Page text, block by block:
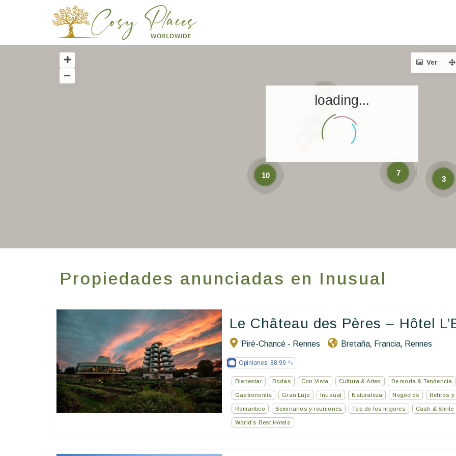
Reservar una estancia
Nuestra colección mundial
World’s Best Hotels
Hacer que viajes
Estancia temática
7
8
3
10
loading...
Ver
Propiedades anunciadas en Inusual
Le Château des Pères – Hôtel
Piré-Chancé - Rennes Bretaña, Francia, Rennes
Opiniones: 88.99
Bienestar Bodas Con Vista Cultura & Artes De moda & Tendencia
Gastronomía Gran Lujo Inusual Naturaleza Negocios Retiros y
Romantico Seminarios y reuniones Top de los mejores Cash & Smile
World’s Best Hotels